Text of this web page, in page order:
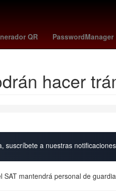
QR PasswordManager
China Dólar
hacer
suscríbete a nuestras notificaciones
mantendrá personal de